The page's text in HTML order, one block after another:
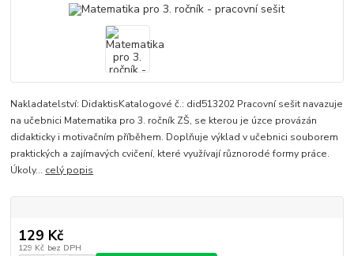
Nakladatelství: DidaktisKatalogové č.: did513202 Pracovní sešit navazuje
na učebnici Matematika pro 3. ročník ZŠ, se kterou je úzce provázán
didakticky i motivačním příběhem. Doplňuje výklad v učebnici souborem
praktických a zajímavých cvičení, které využívají různorodé formy práce.
Úkoly... celý popis
129 Kč
129 Kč bez DPH